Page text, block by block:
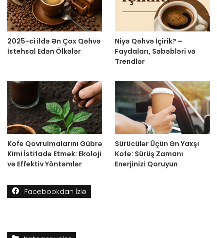
2025-ci ildə Ən Çox Qəhvə
İstehsal Edən Ölkələr
Niyə Qəhvə İçirik? –
Faydaları, Səbəbləri və
Trendlər
Kofe Qovrulmalarını Gübrə
Kimi İstifadə Etmək: Ekoloji
və Effektiv Yöntəmlər
Sürücülər Üçün Ən Yaxşı
Kofe: Sürüş Zamanı
Enerjinizi Qoruyun
Facebookdan İzlə